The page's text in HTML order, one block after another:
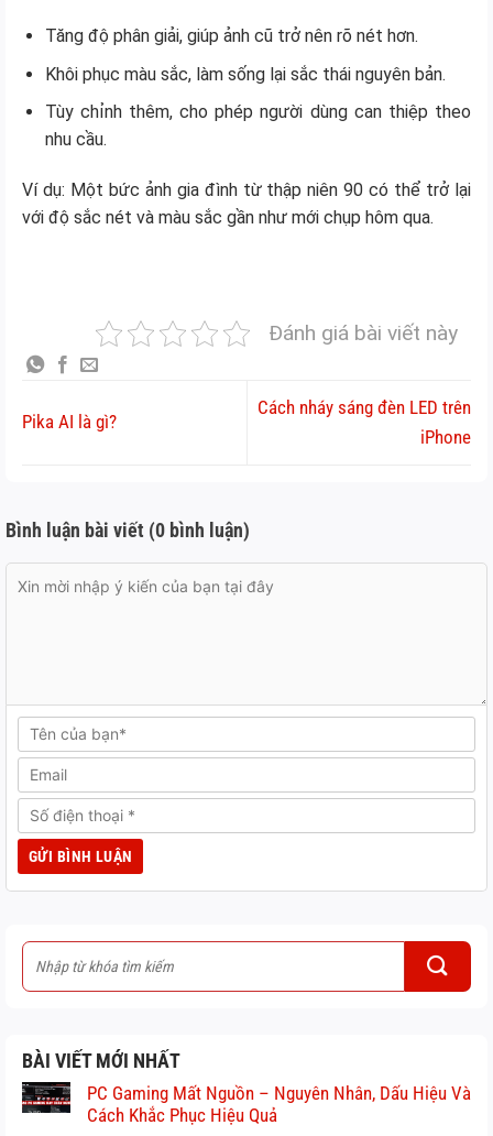
Tăng độ phân giải, giúp ảnh cũ trở nên rõ nét hơn.
Khôi phục màu sắc, làm sống lại sắc thái nguyên bản.
Tùy chỉnh thêm, cho phép người dùng can thiệp theo
nhu cầu.
Ví dụ: Một bức ảnh gia đình từ thập niên 90 có thể trở lại
với độ sắc nét và màu sắc gần như mới chụp hôm qua.
Đánh giá bài viết này
Pika AI là gì?
Cách nháy sáng đèn LED trên
iPhone
Bình luận bài viết (0 bình luận)
BÀI VIẾT MỚI NHẤT
PC Gaming Mất Nguồn – Nguyên Nhân, Dấu Hiệu Và
Cách Khắc Phục Hiệu Quả